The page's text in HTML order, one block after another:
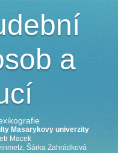
a
Masarykovy univerzity
Macek
Šárka Zahrádková